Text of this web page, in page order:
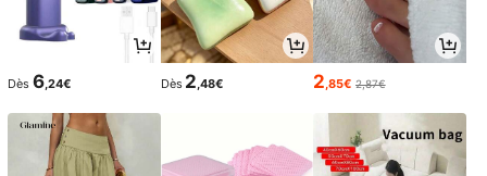
Dès 6,24€ Dès 2 ,48€ 2 ,85€ 2,87€